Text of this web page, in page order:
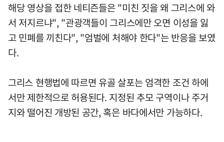
해당 영상을 접한 네티즌들은 "미친 짓을 왜 그리스에 와
서 저지르냐", "관광객들이 그리스에만 오면 이성을 잃
고 민폐를 끼친다", "엄벌에 처해야 한다"는 반응을 보였
다.
그리스 현행법에 따르면 유골 살포는 엄격한 조건 하에
서만 제한적으로 허용된다. 지정된 추모 구역이나 주거
지와 떨어진 개방된 공간, 혹은 바다에서만 가능하다.